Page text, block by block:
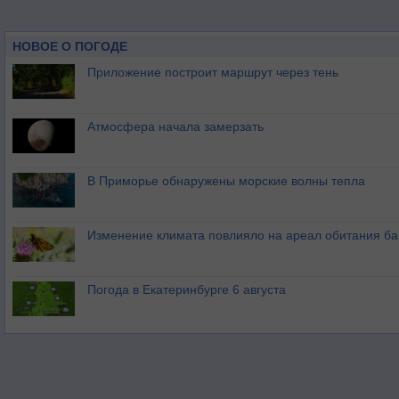
НОВОЕ О ПОГОДЕ
Приложение построит маршрут через тень
Атмосфера начала замерзать
В Приморье обнаружены морские волны тепла
Изменение климата повлияло на ареал обитания
Погода в Екатеринбурге 6 августа